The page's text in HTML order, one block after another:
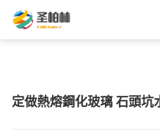
定做熱熔鋼化玻璃 石頭坑水紋理